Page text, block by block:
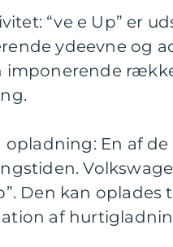
“ve e Up” er
ydeevne og
imponerende
opladning: En af
Den kan
af